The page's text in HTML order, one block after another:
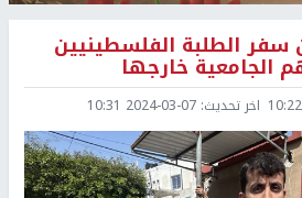
الطلبة الفلسطينيين
الجامعية خارجها
اخر تحديث: 2024-03-07 10:31